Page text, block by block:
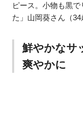
ピース。小物も黒
た」山岡葵さん（34
鮮やかなサ
爽やかに